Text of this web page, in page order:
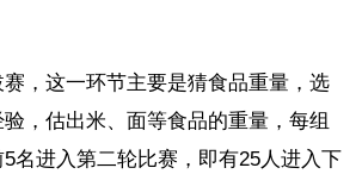
，这一环节主要是猜食品重量，选
，估出米、面等食品的重量，每组
名进入第二轮比赛，即有25人进入下